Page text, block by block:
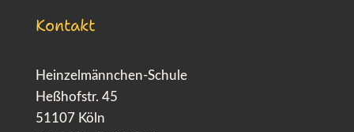
Kontakt
Heinzelmännchen-Schule
Heßhofstr. 45
51107 Köln